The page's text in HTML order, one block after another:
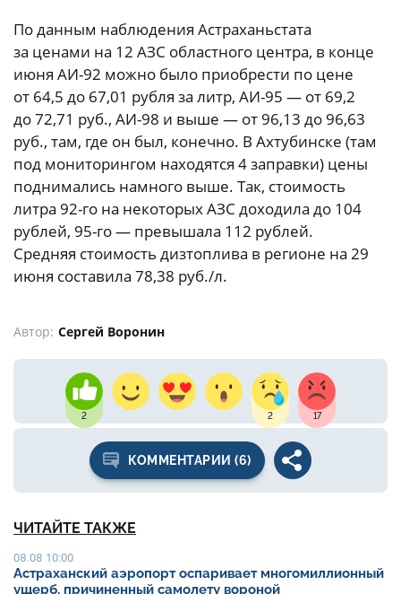
По данным наблюдения Астраханьстата
за ценами на 12 АЗС областного центра, в конце
июня АИ-92 можно было приобрести по цене
от 64,5 до 67,01 рубля за литр, АИ-95 — от 69,2
до 72,71 руб., АИ-98 и выше — от 96,13 до 96,63
руб., там, где он был, конечно. В Ахтубинске (там
под мониторингом находятся 4 заправки) цены
поднимались намного выше. Так, стоимость
литра 92-го на некоторых АЗС доходила до 104
рублей, 95-го — превышала 112 рублей.
Средняя стоимость дизтоплива в регионе на 29
июня составила 78,38 руб./л.
Автор: Сергей Воронин
2 2 17
КОММЕНТАРИИ (6)
ЧИТАЙТЕ ТАКЖЕ
08.08 10:00
Астраханский аэропорт оспаривает многомиллионный
ущерб, причиненный самолету вороной